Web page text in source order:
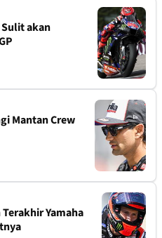
Sulit akan
Mantan Crew
Yamaha